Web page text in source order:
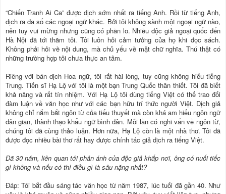
“Chiến Tranh Ai Ca” được dịch sớm nhất ra tiếng Anh. Rồi từ tiếng Anh,
dịch ra đa số các ngoại ngữ khác. Bởi tôi không sành một ngoại ngữ nào,
nên tuy vui mừng nhưng cũng có phần lo. Nhiều độc giả ngoại quốc đến
Hà Nội đã tới thăm tôi. Tôi luôn hỏi cảm tưởng của họ khi đọc sách.
Không phải hỏi về nội dung, mà chủ yếu về mặt chữ nghĩa. Thú thật có
những trường hợp tôi chưa thực an tâm.
Riêng với bản dịch Hoa ngữ, tôi rất hài lòng, tuy cũng không hiểu tiếng
Trung. Tiến sĩ Hạ Lộ với tôi là một bạn Trung Quốc thân thiết. Tôi đã biết
khả năng và rất tín nhiệm. Với Hạ Lộ tôi dùng tiếng Việt có thể trao đổi
đàm luận về văn học như với các bạn hữu trí thức người Việt. Dịch giả
không chỉ nắm bắt ngôn từ của tiểu thuyết mà còn khá am hiểu ngôn ngữ
dân gian, thành thạo khẩu ngữ bình dân. Mỗi lần có nghi vấn về ngôn từ,
chúng tôi đã cùng thảo luận. Hơn nữa, Hạ Lộ còn là một nhà thơ. Tôi đã
được đọc nhiều bài thơ rất hay được chính tác giả dịch ra tiếng Việt.
Đã 30 năm, liên quan tới phản ánh của độc giả khắp nơi, ông có nuối tiếc
gì không và nếu có thì điều gì là sâu nặng nhất?
Đáp: Tôi bắt đầu sáng tác văn học từ năm 1987, lúc tuổi đã gần 40. Như